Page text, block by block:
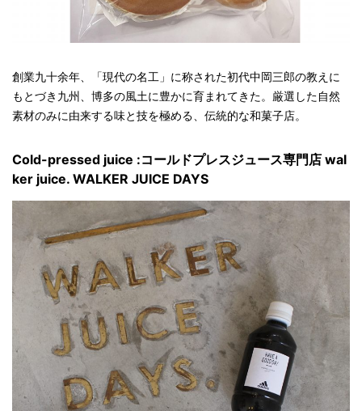
創業九十余年、「現代の名工」に称された初代中岡三郎の教えに
もとづき九州、博多の風土に豊かに育まれてきた。厳選した自然
素材のみに由来する味と技を極める、伝統的な和菓子店。
Cold-pressed juice :コールドプレスジュース専門店 wal
ker juice. WALKER JUICE DAYS